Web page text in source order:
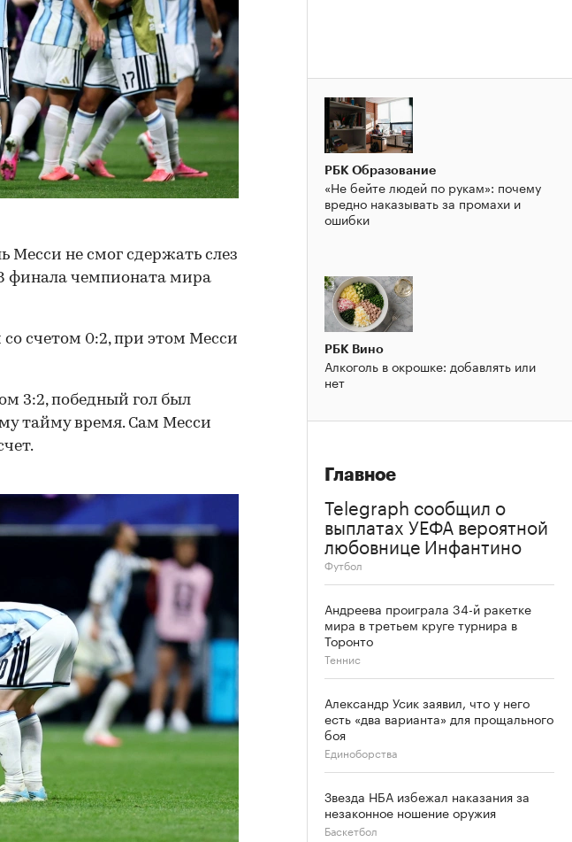
Месси не смог сдержать слез
финала чемпионата мира
счетом 0:2, при этом Месси
3:2, победный гол был
тайму время. Сам Месси
РБК Образование
«Не бейте людей по рукам»: почему
вредно наказывать за промахи и
ошибки
РБК Вино
Алкоголь в окрошке: добавлять или
нет
Главное
Telegraph сообщил о
выплатах УЕФА вероятной
любовнице Инфантино
Футбол
Андреева проиграла 34-й ракетке
мира в третьем круге турнира в
Торонто
Теннис
Александр Усик заявил, что у него
есть «два варианта» для прощального
боя
Единоборства
Звезда НБА избежал наказания за
незаконное ношение оружия
Баскетбол